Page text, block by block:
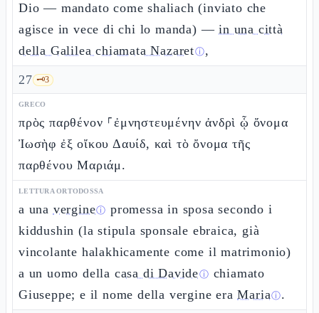
Dio — mandato come shaliach (inviato che
agisce in vece di chi lo manda) —in una città
della Galilea chiamata Nazaretⓘ,
27 🗝️3
GRECO
πρὸς παρθένον ⸀ἐμνηστευμένην ἀνδρὶ ᾧ ὄνομα
Ἰωσὴφ ἐξ οἴκου Δαυίδ, καὶ τὸ ὄνομα τῆς
παρθένου Μαριάμ.
LETTURA ORTODOSSA
a una vergineⓘ promessa in sposa secondo i
kiddushin (la stipula sponsale ebraica, già
vincolante halakhicamente come il matrimonio)
a un uomo della casa di Davideⓘ chiamato
Giuseppe; e il nome della vergine eraMariaⓘ.